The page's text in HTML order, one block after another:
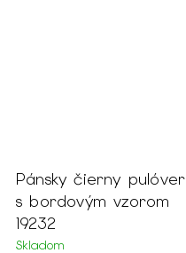
Pánsky čierny pulóver
s bordovým vzorom
19232
Skladom